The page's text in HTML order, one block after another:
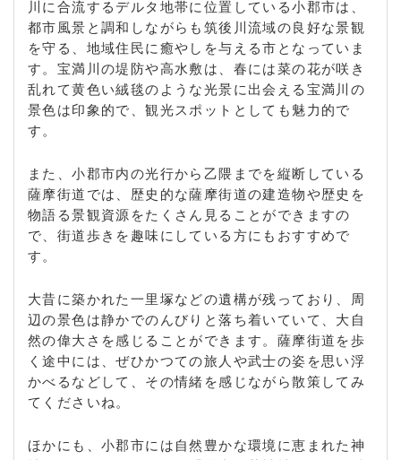
川に合流するデルタ地帯に位置している小郡市は、
都市風景と調和しながらも筑後川流域の良好な景観
を守る、地域住民に癒やしを与える市となっていま
す。宝満川の堤防や高水敷は、春には菜の花が咲き
乱れて黄色い絨毯のような光景に出会える宝満川の
景色は印象的で、観光スポットとしても魅力的で
す。
また、小郡市内の光行から乙隈までを縦断している
薩摩街道では、歴史的な薩摩街道の建造物や歴史を
物語る景観資源をたくさん見ることができますの
で、街道歩きを趣味にしている方にもおすすめで
す。
大昔に築かれた一里塚などの遺構が残っており、周
辺の景色は静かでのんびりと落ち着いていて、大自
然の偉大さを感じることができます。薩摩街道を歩
く途中には、ぜひかつての旅人や武士の姿を思い浮
かべるなどして、その情緒を感じながら散策してみ
てくださいね。
ほかにも、小郡市には自然豊かな環境に恵まれた神